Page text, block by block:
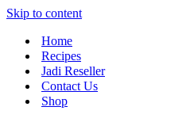
Skip to content
Home
Recipes
Jadi Reseller
Contact Us
Shop